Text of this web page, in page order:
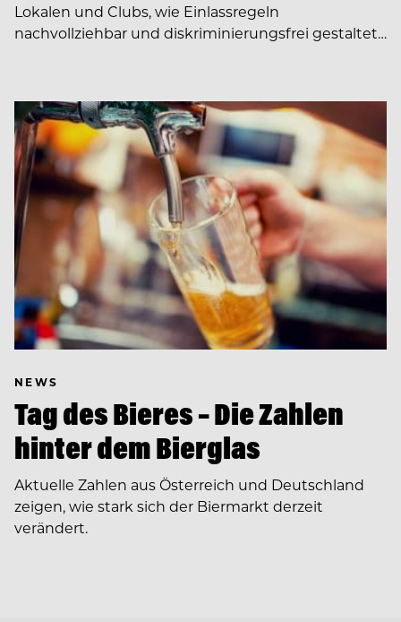
Lokalen und Clubs, wie Einlassregeln
nachvollziehbar und diskriminierungsfrei gestaltet…
NEWS
Tag des Bieres – Die Zahlen
hinter dem Bierglas
Aktuelle Zahlen aus Österreich und Deutschland
zeigen, wie stark sich der Biermarkt derzeit
verändert.